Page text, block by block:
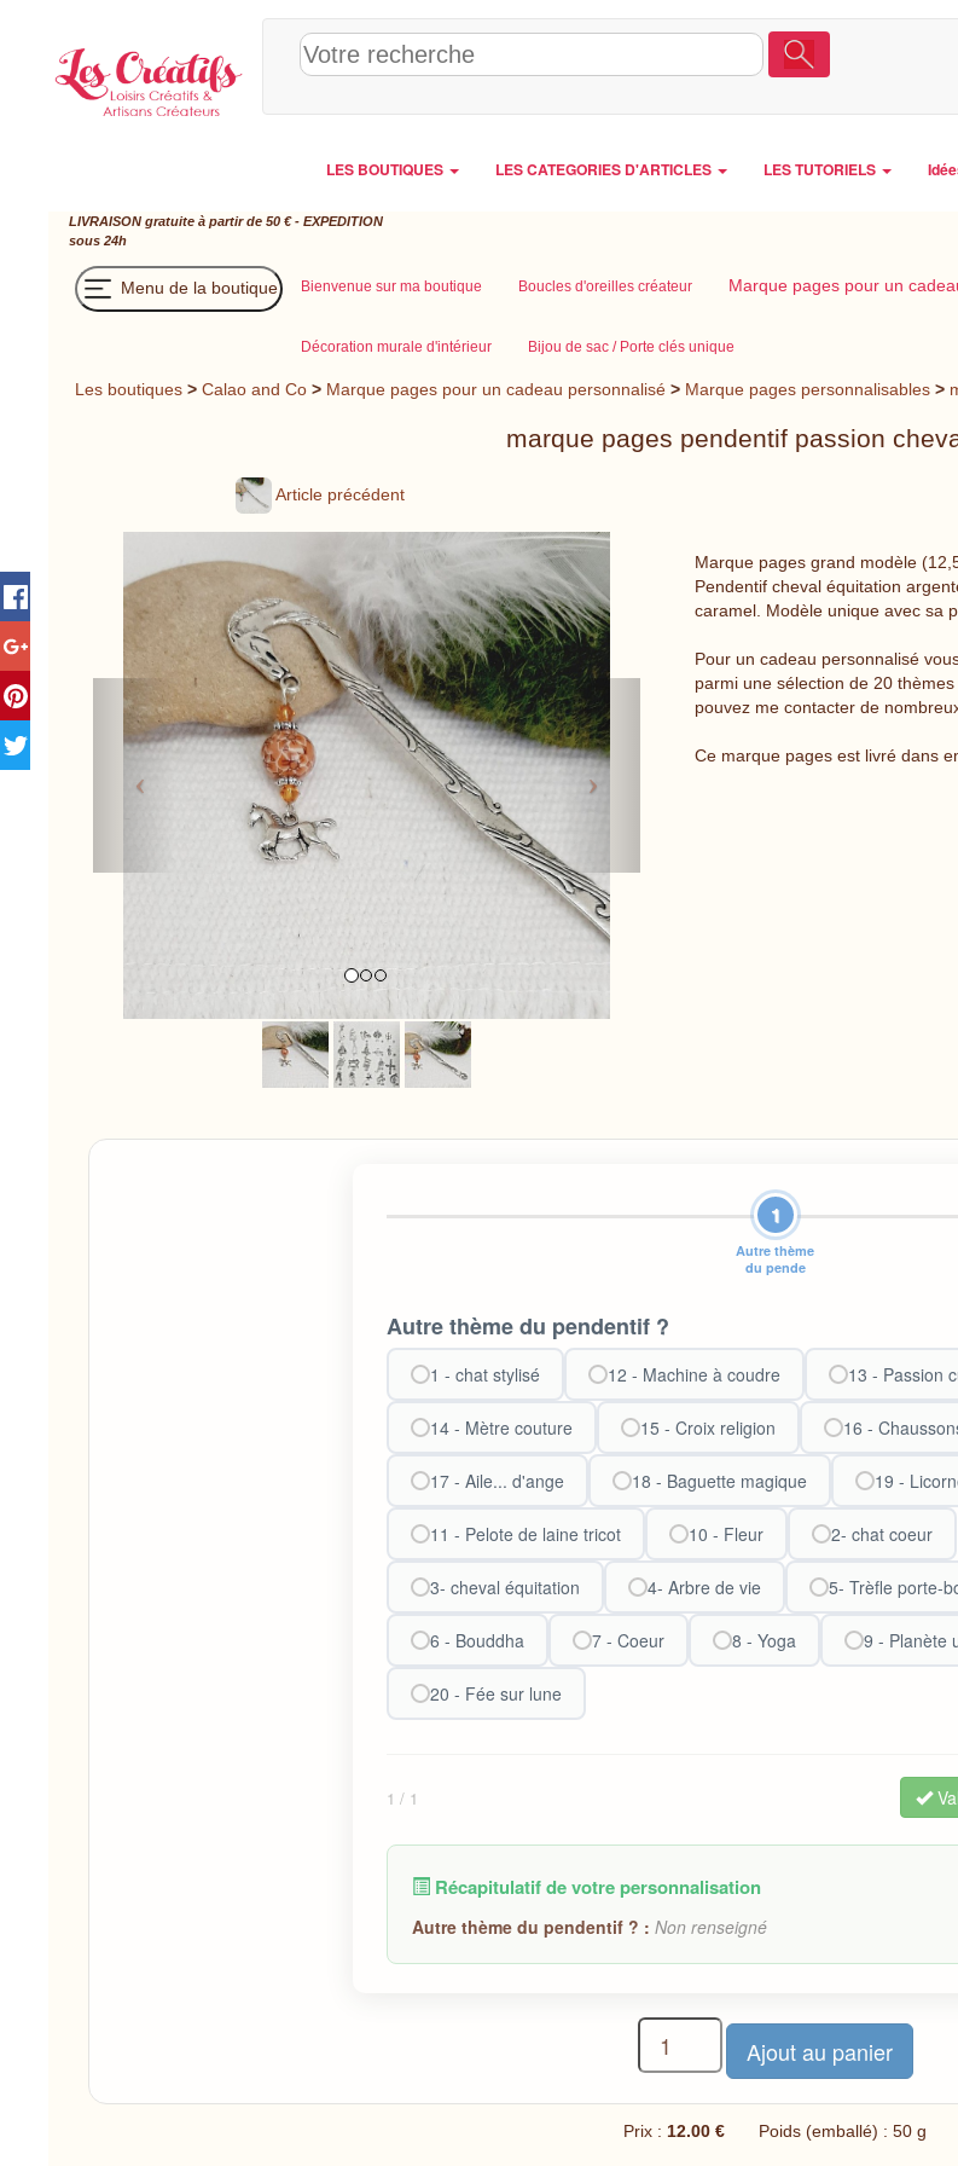
LES BOUTIQUES LES CATEGORIES D'ARTICLES LES TUTORIELS
LIVRAISON gratuite à partir de 50 € - EXPEDITION
sous 24h
Menu de la boutique Bienvenue sur ma boutique Boucles d'oreilles créateur Marque pages pour un
Décoration murale d'intérieur Bijou de sac / Porte clés unique
Les boutiques > Calao and Co > Marque pages pour un cadeau personnalisé > Marque pages personnalisables >
marque pages pendentif passion
Article précédent
Previous
Marque pages grand modèle
Pendentif cheval équitation
caramel. Modèle unique avec sa
Pour un cadeau personnalisé
parmi une sélection de 20
pouvez me contacter de
Ce marque pages est livré dans
1
Autre thème
du pende
Autre thème du pendentif ?
1 - chat stylisé 12 - Machine à coudre 13 - Passion
14 - Mètre couture 15 - Croix religion 16 -
17 - Aile... d'ange 18 - Baguette magique 19 -
11 - Pelote de laine tricot 10 - Fleur 2- chat coeur
3- cheval équitation 4- Arbre de vie 5- Trèfle porte-
6 - Bouddha 7 - Coeur 8 - Yoga 9 - Planète
20 - Fée sur lune
1 / 1
Récapitulatif de votre personnalisation
Autre thème du pendentif ? : Non renseigné
Prix : 12.00 € Poids (emballé) : 50 g